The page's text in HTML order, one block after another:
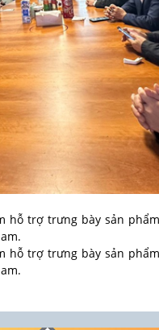
hỗ trợ trưng bày sản
hỗ trợ trưng bày sản